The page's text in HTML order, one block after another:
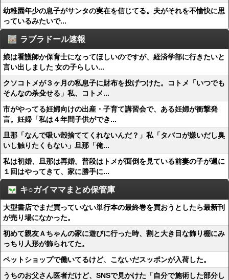
幼稚園年少の息子がサンタの実在を信じてる。夫がそれを不愉快に思
っているみたいで...
ラブラドール速報
娘は看護師か保育士になってほしいのですが、経済学部に行きたいと
言い出しました 女の子らしい...
クソコトメが３ヶ月の私息子に財布を投げつけた。コトメ「いつでも
そんなの杀殳せる」私、コトメ...
市がやってる妊婦向けの出産・子育て講習会で、ある妊婦が衝撃発
言。妊婦「私は４年間子供ができ...
旦那「なんで吸い殻捨ててくれないんだ？」私「タバコが嫌いだし臭
いし触りたくもない」旦那「俺...
私は初婚、旦那は再婚。普段はトメが面倒を見ている前妻の子が週に
１回はやってきて、家に勝手に...
キ○ガイママまとめ保管庫
大型書店でまだ買っていない単行本の最終巻を買おうとしたら最新刊
が売り場になかった。
初めて親友Ａちゃんの家に遊びに行った時、割と大き目な飾り棚にみ
っちり人形が飾られてた。
ペットショップで働いてるけど、こないだスッポンが入荷した。
うちのお父さん医者だけど、SNSで見かけた「自分で施術した部分し